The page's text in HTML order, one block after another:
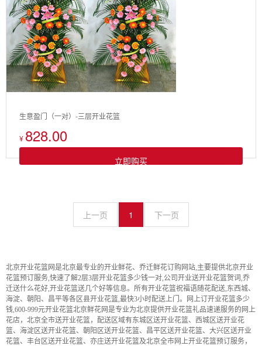
生意盈门（一对）-三层开业花篮
¥ 828.00
立即购买
上一页 1 下一页
北京开业花篮网是北京最专业的开业鲜花、乔迁鲜花订购网站,主要提供北京开业
花篮预订服务,快速了解2层3层开业花篮多少钱一对,公司开业送开业花篮贺词,乔
迁送什么花好,开业花篮送几个好等信息。所有开业花篮祝福语随花配送,东西城、
海淀、朝阳、昌平等各区县开业花篮,最快3小时配送上门。网上订开业花篮多少
钱,600-999元开业花篮北京鲜花网是专业为北京提供开业花篮礼品速递服务的网上
花店，北京全市送开业花篮，配送区域有东城区送开业花篮、西城区送开业花
篮、海淀区送开业花篮、朝阳区送开业花篮、昌平区送开业花篮、大兴区送开业
花篮、丰台区送开业花篮、亦庄送开业花篮及北京全市网上开业花篮预订服务，